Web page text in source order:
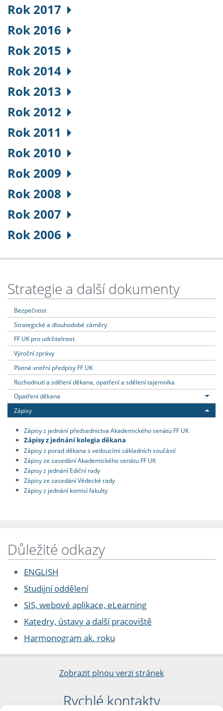
Rok 2017
Rok 2016
Rok 2015
Rok 2014
Rok 2013
Rok 2012
Rok 2011
Rok 2010
Rok 2009
Rok 2008
Rok 2007
Rok 2006
Strategie a další dokumenty
Bezpečnost
Strategické a dlouhodobé záměry
FF UK pro udržitelnost
Výroční zprávy
Platné vnitřní předpisy FF UK
Rozhodnutí a sdělení děkana, opatření a sdělení tajemníka
Opatření děkana
Zápisy
Zápisy z jednání předsednictva Akademického senátu FF UK
Zápisy z jednání kolegia děkana
Zápisy z porad děkana s vedoucími základních součástí
Zápisy ze zasedání Akademického senátu FF UK
Zápisy z jednání Ediční rady
Zápisy ze zasedání Vědecké rady
Zápisy z jednání komisí fakulty
Důležité odkazy
ENGLISH
Studijní oddělení
SIS, webové aplikace, eLearning
Katedry, ústavy a další pracoviště
Harmonogram ak. roku
Zobrazit plnou verzi stránek
Rychlé kontakty